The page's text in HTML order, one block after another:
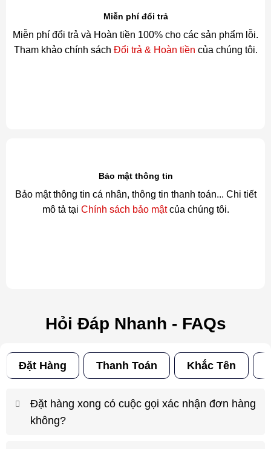
Miễn phí đổi trả
Miễn phí đổi trả và Hoàn tiền 100% cho các sản phẩm lỗi.
Tham khảo chính sách Đổi trả & Hoàn tiền của chúng tôi.
Bảo mật thông tin
Bảo mật thông tin cá nhân, thông tin thanh toán... Chi tiết
mô tả tại Chính sách bảo mậtcủa chúng tôi.
Hỏi Đáp Nhanh - FAQs
Đặt Hàng Thanh Toán Khắc Tên
Đặt hàng xong có cuộc gọi xác nhận đơn hàng
không?